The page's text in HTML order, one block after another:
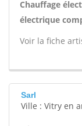
Chauffage
électrique
Voir la fiche
Sarl
Ville : Vitry en